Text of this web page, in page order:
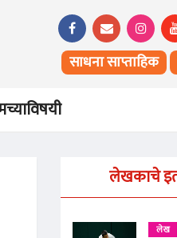
साधना साप्ताहिक
लेखकाचे
लेख